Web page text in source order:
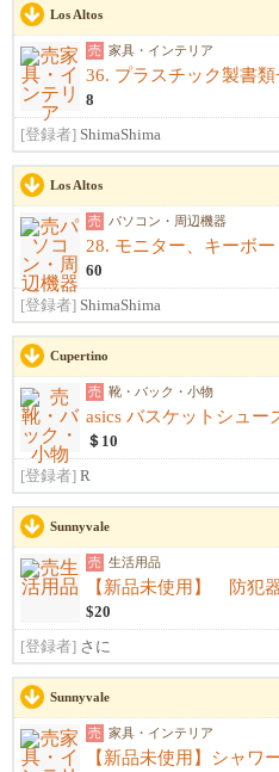
Los Altos
売 家具・インテリア
36. プラスチック製書類
8
[登録者] ShimaShima
Los Altos
売 パソコン・周辺機器
60
[登録者] ShimaShima
Cupertino
売 靴・バック・小物
asics バスケットシュ
＄10
[登録者] R
Sunnyvale
売 生活用品
【新品未使用】 防犯
$20
[登録者] さに
Sunnyvale
売 家具・インテリア
【新品未使用】シャワ